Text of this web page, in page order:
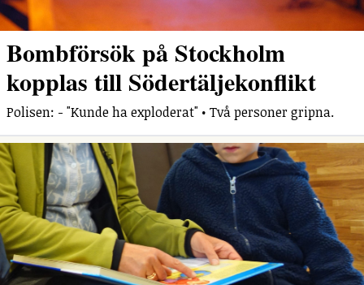
Bombförsök på Stockholm
kopplas till Södertäljekonflikt
Polisen: - "Kunde ha exploderat" • Två personer gripna.